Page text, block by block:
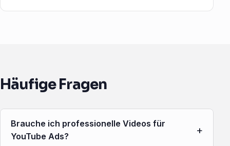
Häufige Fragen
Brauche ich professionelle Videos für
YouTube Ads?
+